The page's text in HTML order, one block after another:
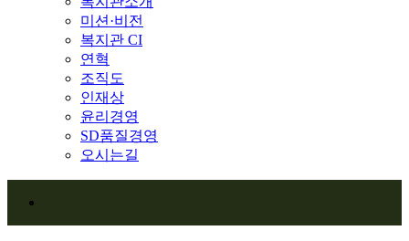
미션·비전
복지관 CI
연혁
조직도
인재상
윤리경영
SD품질경영
오시는길